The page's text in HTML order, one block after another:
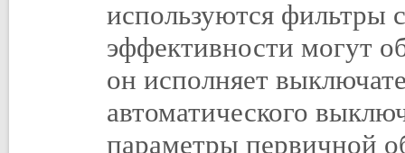
используются фильтры
эффективности могут
он исполняет
автоматического
параметры первичной